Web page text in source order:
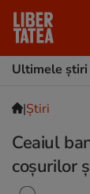
Ultimele știri
|Ştiri
Ceaiul
coșurilor